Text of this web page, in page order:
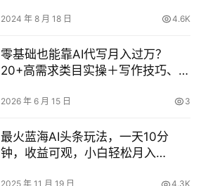
2024 年 8 月 18 日 4.6K
零基础也能靠AI代写月入过万？
20+高需求类目实操＋写作技巧、提
2026 年 6 月 15 日 3
最火蓝海AI头条玩法，一天10分
钟，收益可观，小白轻松月入
2025 年 11 月 19 日 4.3K